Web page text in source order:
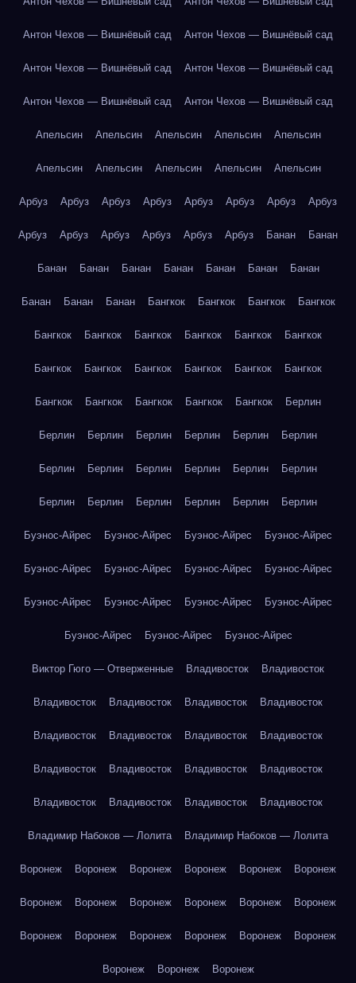
Антон Чехов — Вишнёвый сад Антон Чехов — Вишнёвый сад
Антон Чехов — Вишнёвый сад Антон Чехов — Вишнёвый сад
Антон Чехов — Вишнёвый сад Антон Чехов — Вишнёвый сад
Апельсин Апельсин Апельсин Апельсин Апельсин
Апельсин Апельсин Апельсин Апельсин Апельсин
Арбуз Арбуз Арбуз Арбуз Арбуз Арбуз Арбуз Арбуз
Арбуз Арбуз Арбуз Арбуз Арбуз Арбуз Банан Банан
Банан Банан Банан Банан Банан Банан Банан
Банан Банан Банан Бангкок Бангкок Бангкок Бангкок
Бангкок Бангкок Бангкок Бангкок Бангкок Бангкок
Бангкок Бангкок Бангкок Бангкок Бангкок Бангкок
Бангкок Бангкок Бангкок Бангкок Бангкок Берлин
Берлин Берлин Берлин Берлин Берлин Берлин
Берлин Берлин Берлин Берлин Берлин Берлин
Берлин Берлин Берлин Берлин Берлин Берлин
Буэнос-Айрес Буэнос-Айрес Буэнос-Айрес Буэнос-Айрес
Буэнос-Айрес Буэнос-Айрес Буэнос-Айрес Буэнос-Айрес
Буэнос-Айрес Буэнос-Айрес Буэнос-Айрес Буэнос-Айрес
Буэнос-Айрес Буэнос-Айрес Буэнос-Айрес
Виктор Гюго — Отверженные Владивосток Владивосток
Владивосток Владивосток Владивосток Владивосток
Владивосток Владивосток Владивосток Владивосток
Владивосток Владивосток Владивосток Владивосток
Владивосток Владивосток Владивосток Владивосток
Владимир Набоков — Лолита Владимир Набоков — Лолита
Воронеж Воронеж Воронеж Воронеж Воронеж Воронеж
Воронеж Воронеж Воронеж Воронеж Воронеж Воронеж
Воронеж Воронеж Воронеж Воронеж Воронеж Воронеж
Воронеж Воронеж Воронеж